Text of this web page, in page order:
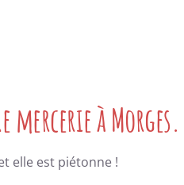
mercerie à Morges.
elle est piétonne !